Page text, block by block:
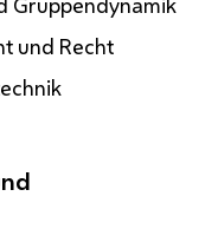
und Recht